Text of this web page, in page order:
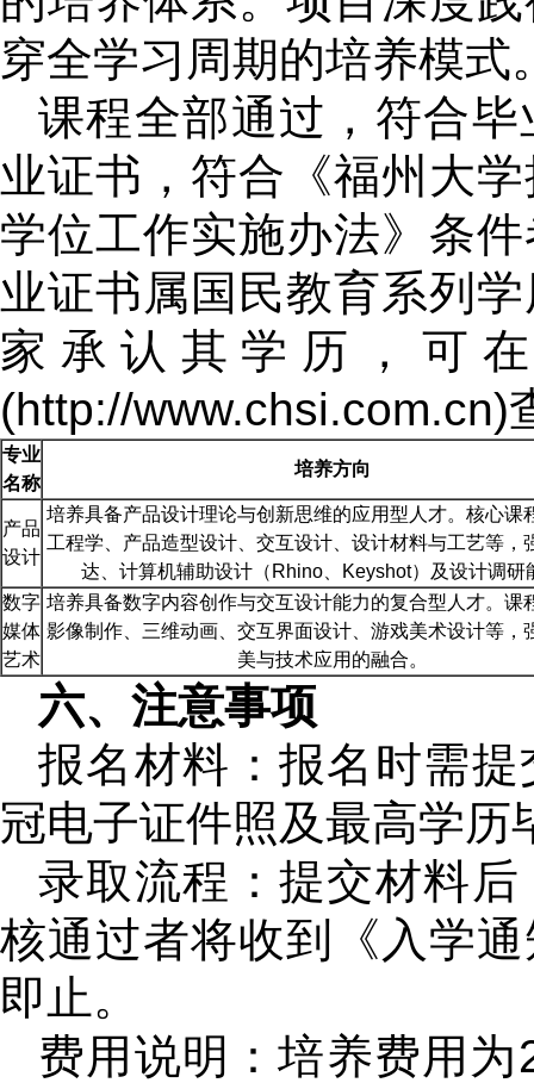
穿全学习周期的培养模式
课程全部通过，符合
业证书，符合《福州大
学位工作实施办法》条
业证书属国民教育系列
家承认其学历，可
(http://www.chsi.com.cn)
专业
名称
培养方向
产品
设计
培养具备产品设计理论与创新思维的应用型人才。核心课
工程学、产品造型设计、交互设计、设计材料与工艺等，
达、计算机辅助设计（Rhino、Keyshot）及设计调研
数字
媒体
艺术
培养具备数字内容创作与交互设计能力的复合型人才。课
影像制作、三维动画、交互界面设计、游戏美术设计等，
美与技术应用的融合。
六、注意事项
报名材料：报名时需
冠电子证件照及最高学历
录取流程：提交材料
核通过者将收到《入学
即止。
费用说明：培养费用